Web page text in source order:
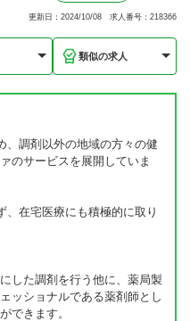
更新日：2024/10/08 求人番号：218366
類似の求人
、調剤以外の地域の方々の健
のサービスを展開していま
、在宅医療にも積極的に取り
した調剤を行う他に、薬局製
ッショナルである薬剤師とし
できます。